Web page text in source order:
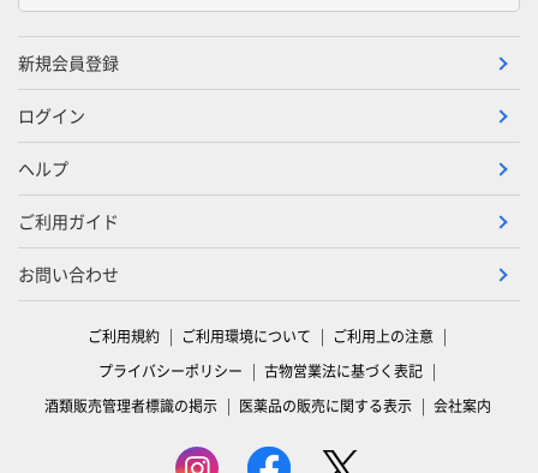
新規会員登録
ログイン
ヘルプ
ご利用ガイド
お問い合わせ
ご利用規約 ご利用環境について
ご利用上の注意
プライバシーポリシー
古物営業法に基づく表記
酒類販売管理者標識の掲示
医薬品の販売に関する表示 会社案内